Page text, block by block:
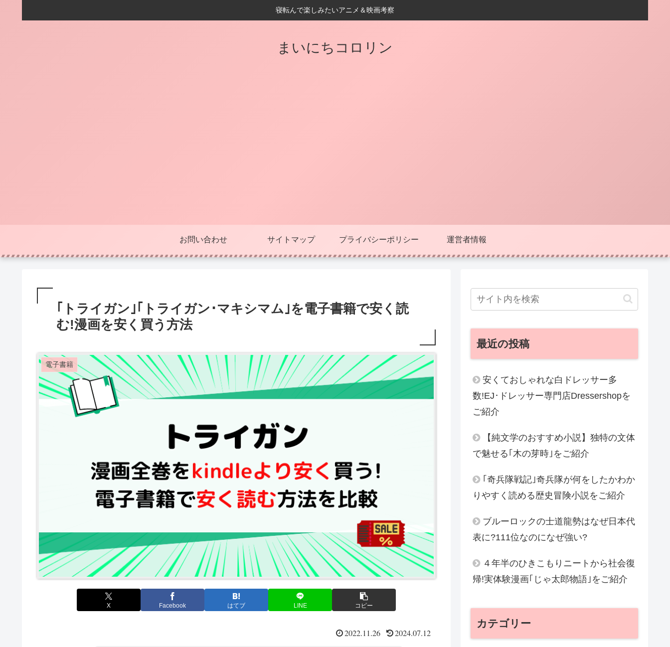
寝転んで楽しみたいアニメ＆映画考察
まいにちコロリン
お問い合わせ サイトマップ プライバシーポリシー 運営者情報
｢トライガン｣｢トライガン･マキシマム｣を電子書籍で安く読
む!漫画を安く買う方法
電子書籍
X Facebook はてブ LINE コピー
2022.11.26 2024.07.12
最近の投稿
安くておしゃれな白ドレッサー多
数!EJ･ドレッサー専門店Dressershopを
ご紹介
【純文学のおすすめ小説】独特の文体
で魅せる｢木の芽時｣をご紹介
｢奇兵隊戦記｣奇兵隊が何をしたかわか
りやすく読める歴史冒険小説をご紹介
ブルーロックの士道龍勢はなぜ日本代
表に?111位なのになぜ強い?
４年半のひきこもりニートから社会復
帰!実体験漫画｢じゃ太郎物語｣をご紹介
カテゴリー